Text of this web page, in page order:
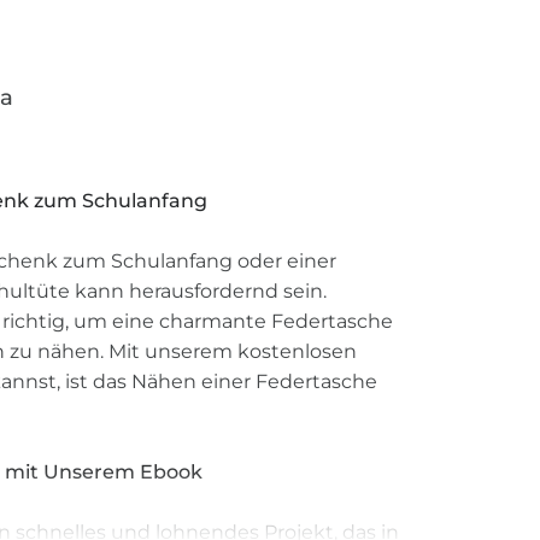
zum Schulanfang
zum Schulanfang oder einer
kann herausfordernd sein.
um eine charmante Federtasche
zu nähen. Mit unserem kostenlosen
ist das Nähen einer Federtasche
mit Unserem Ebook
schnelles und lohnendes Projekt, das in